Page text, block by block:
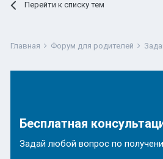
Перейти к списку тем
Главная Форум для родителей
Бесплатная
Задай любой вопрос по